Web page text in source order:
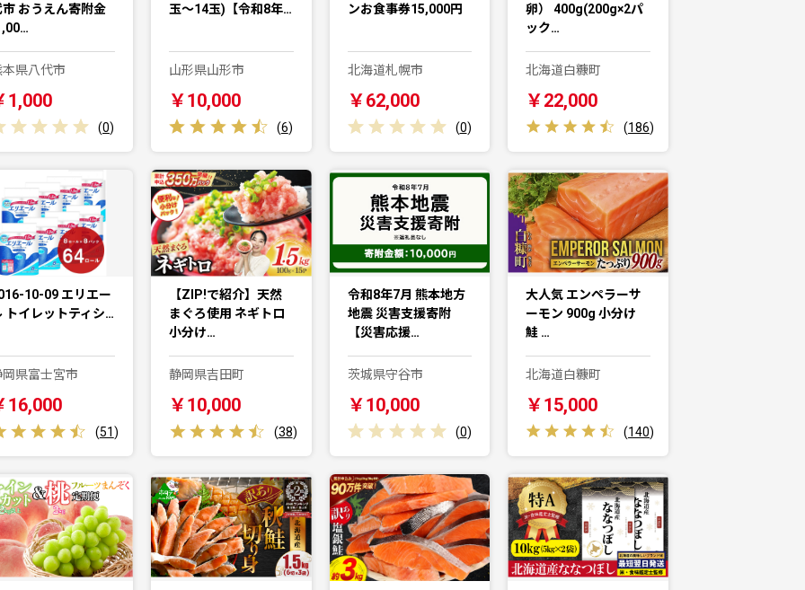
市 おうえん寄附金
本県八代市
1,000
(0)
玉～14玉)【令和8年…
山形県山形市
￥10,000
(6)
ンお食事券15,000円
北海道札幌市
￥62,000
(0)
卵） 400g(200g×2パ
ック…
北海道白糠町
￥22,000
(186)
10-09 エリエー
トイレットティシ…
岡県富士宮市
16,000
(51)
【ZIP!で紹介】天然
まぐろ使用 ネギトロ
小分け…
静岡県吉田町
￥10,000
(38)
令和8年7月 熊本地方
地震 災害支援寄附
【災害応援…
茨城県守谷市
￥10,000
(0)
大人気 エンペラーサ
ーモン 900g 小分け
鮭 …
北海道白糠町
￥15,000
(140)